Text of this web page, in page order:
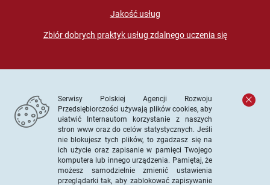
Jakość usług
Zbiór dobrych praktyk usług zdalnego uczenia się
© PARP. Wszelkie prawa zastrzeżone
Serwisy Polskiej Agencji Rozwoju
Przedsiębiorczości używają plików cookies, aby
ułatwić Internautom korzystanie z naszych
stron www oraz do celów statystycznych. Jeśli
nie blokujesz tych plików, to zgadzasz się na
ich użycie oraz zapisanie w pamięci Twojego
komputera lub innego urządzenia. Pamiętaj, że
możesz samodzielnie zmienić ustawienia
przeglądarki tak, aby zablokować zapisywanie